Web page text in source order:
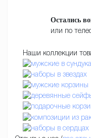
Остались
или по
Наши коллекции